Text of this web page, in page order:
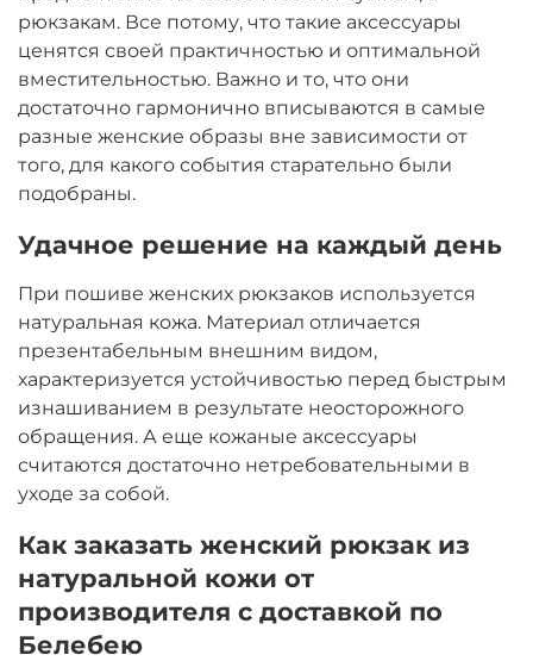
рюкзакам. Все потому, что такие аксессуары
ценятся своей практичностью и оптимальной
вместительностью. Важно и то, что они
достаточно гармонично вписываются в самые
разные женские образы вне зависимости от
того, для какого события старательно были
подобраны.
Удачное решение на каждый день
При пошиве женских рюкзаков используется
натуральная кожа. Материал отличается
презентабельным внешним видом,
характеризуется устойчивостью перед быстрым
изнашиванием в результате неосторожного
обращения. А еще кожаные аксессуары
считаются достаточно нетребовательными в
уходе за собой.
Как заказать женский рюкзак из
натуральной кожи от
производителя с доставкой по
Белебею